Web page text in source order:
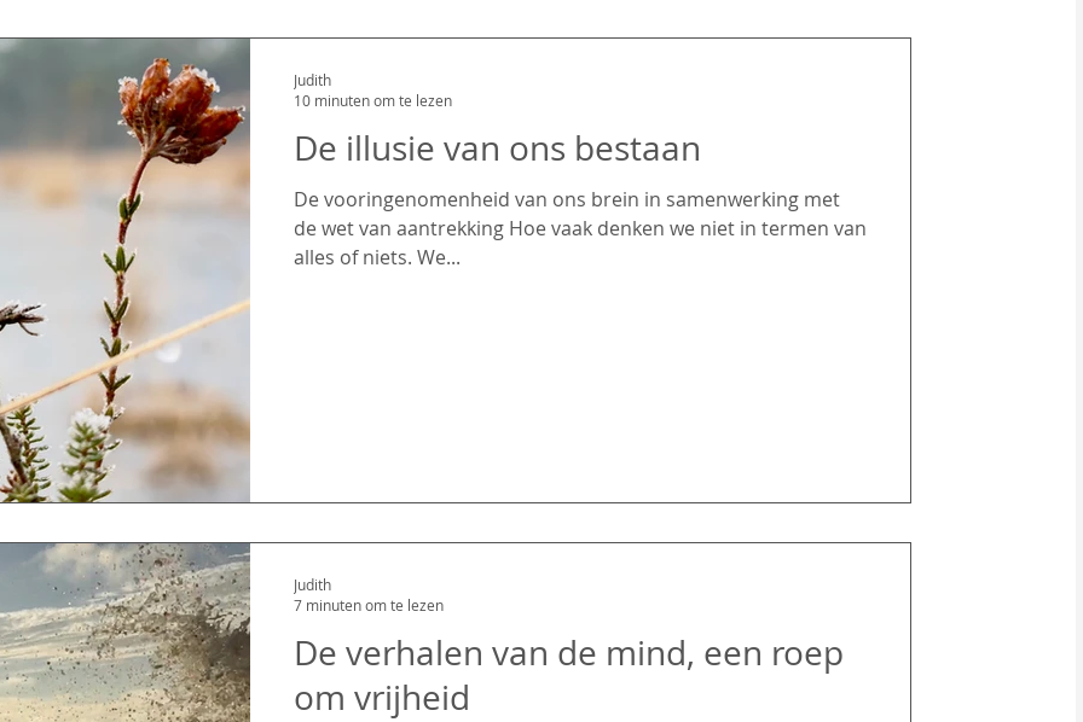
De illusie van ons bestaan
De vooringenomenheid van ons brein in samenwerking met
de wet van aantrekking Hoe vaak denken we niet in termen van
alles of niets. We...
Judith
10 minuten om te lezen
De verhalen van de mind, een roep
om vrijheid
Judith
7 minuten om te lezen